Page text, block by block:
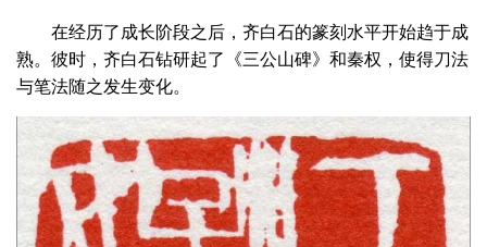
在经历了成长阶段之后，齐白石的篆刻水平开始趋于成
熟。彼时，齐白石钻研起了《三公山碑》和秦权，使得刀法
与笔法随之发生变化。